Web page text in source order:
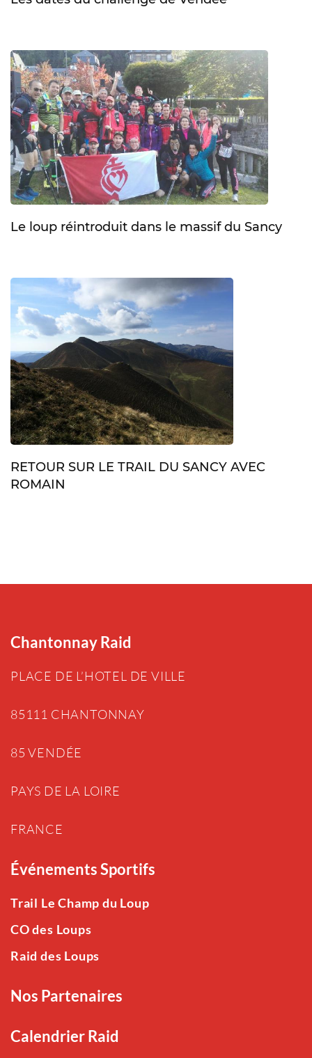
Le loup réintroduit dans le massif du Sancy
RETOUR SUR LE TRAIL DU SANCY AVEC
ROMAIN
Chantonnay Raid
PLACE DE L’HOTEL DE VILLE
85111 CHANTONNAY
85 VENDÉE
PAYS DE LA LOIRE
FRANCE
Événements Sportifs
Trail Le Champ du Loup
CO des Loups
Raid des Loups
Nos Partenaires
Calendrier Raid